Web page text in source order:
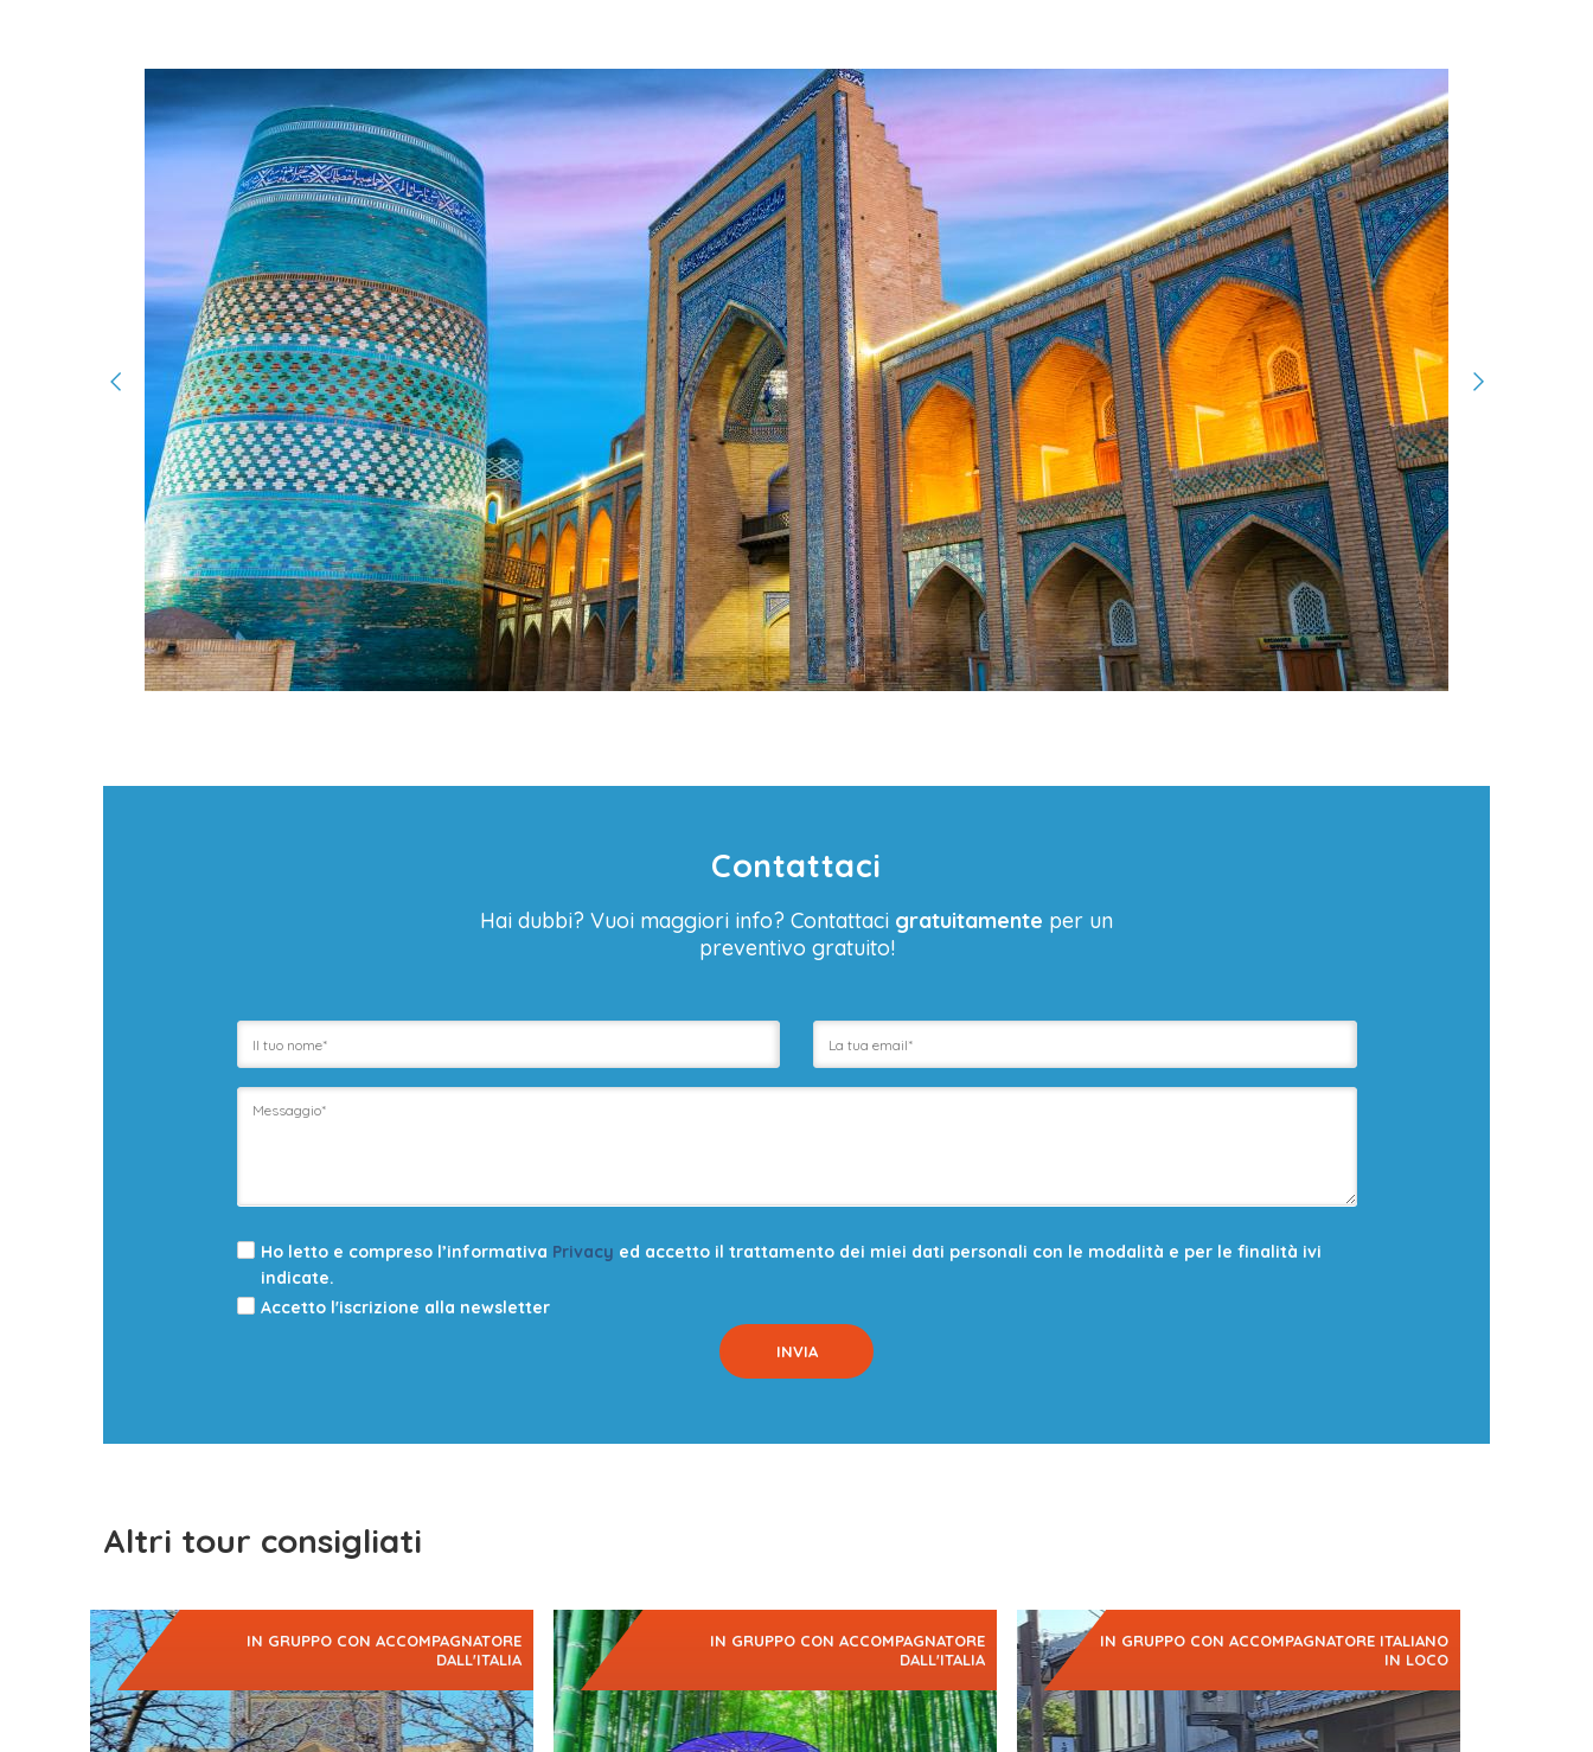
Contattaci
Hai dubbi? Vuoi maggiori info? Contattaci gratuitamente per un
preventivo gratuito!
Ho letto e compreso l’informativa Privacy ed accetto il trattamento dei miei dati personali con le modalità e per le finalità ivi
indicate.
Accetto l'iscrizione alla newsletter
Altri tour consigliati
IN GRUPPO CON ACCOMPAGNATORE
DALL'ITALIA
Uzbekistan d’inverno: un viaggio nel cuore della
della Seta, tra le…
IN GRUPPO CON ACCOMPAGNATORE
DALL'ITALIA
Un viaggio nel cuore del Giappone più autentico, dove
ogni passo è un salto indietro nel tempo e…
IN GRUPPO CON ACCOMPAGNATORE ITALIANO
IN LOCO
Un Giappone da esplorare come un locale
Piccolo gruppo, mezzi pubblici,…